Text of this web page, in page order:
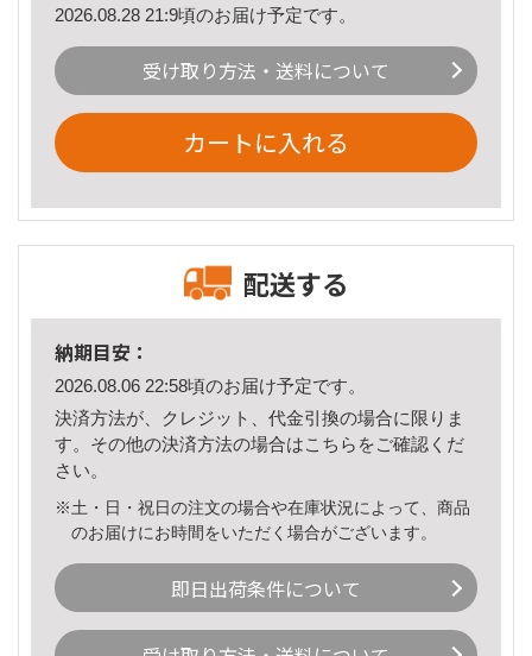
2026.08.28 21:9頃のお届け予定です。
受け取り方法・送料について
カートに入れる
配送する
納期目安：
2026.08.06 22:58頃のお届け予定です。
決済方法が、クレジット、代金引換の場合に限りま
す。その他の決済方法の場合はこちら をご確認くだ
さい。
※土・日・祝日の注文の場合や在庫状況によって、商品
のお届けにお時間をいただく場合がございます。
即日出荷条件について